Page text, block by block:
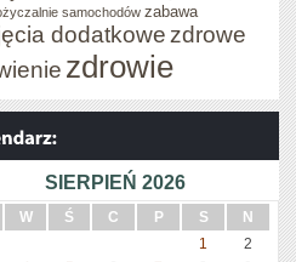
samochodów zabawa
dodatkowe zdrowe
zdrowie
SIERPIEŃ 2026
W Ś C P S
N
1
2